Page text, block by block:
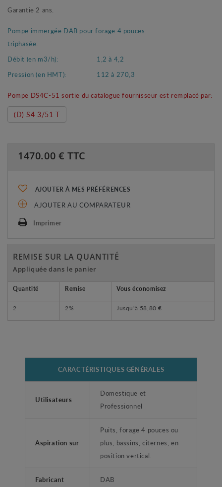
Garantie 2 ans.
Pompe immergée DAB pour forage 4 pouces
triphasée.
Débit (en m3/h):
1,2 à 4,2
Pression (en HMT):
112 à 270,3
Pompe DS4C-51 sortie du catalogue fournisseur est remplacé par:
(D) S4 3/51 T
1470.00 € TTC
AJOUTER À MES PRÉFÉRENCES
AJOUTER AU COMPARATEUR
Imprimer
REMISE SUR LA QUANTITÉ
Appliquée dans le panier
Quantité Remise Vous économisez
2 2% Jusqu'à 58,80 €
CARACTÉRISTIQUES GÉNÉRALES
Utilisateurs
Domestique et
Professionnel
Aspiration sur
Puits, forage 4 pouces ou
plus, bassins, citernes, en
position vertical.
Fabricant DAB